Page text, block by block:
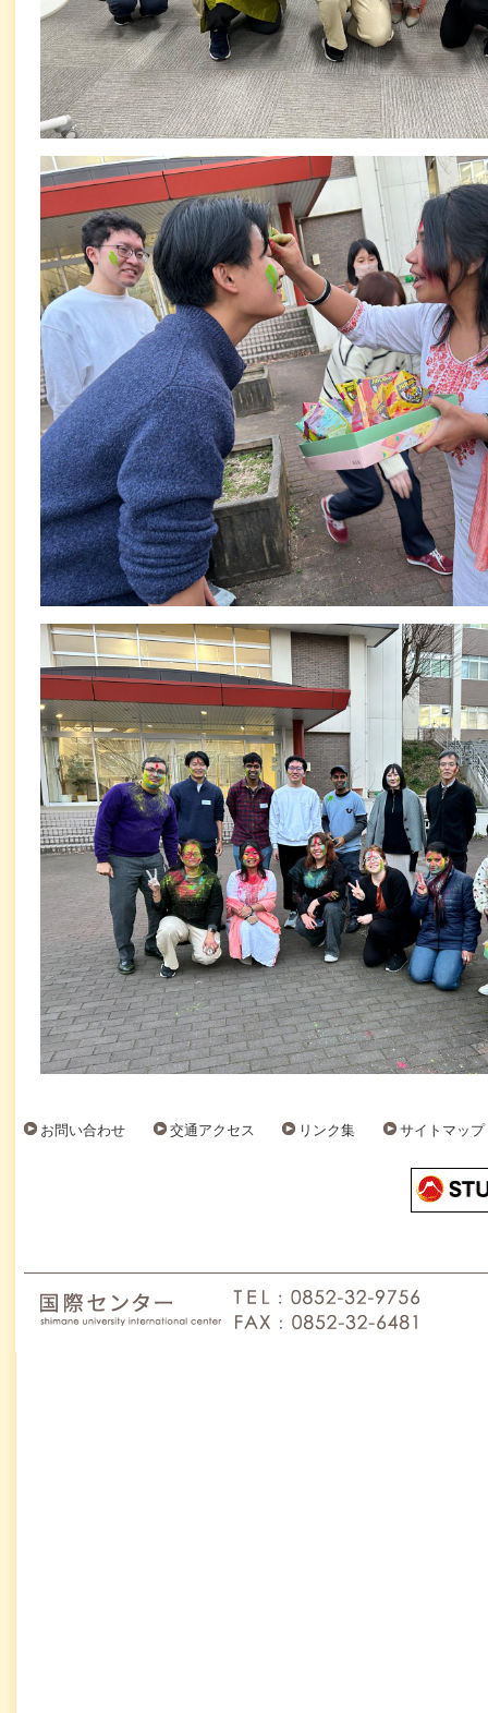
お問い合わせ 交通アクセス リンク集 サイトマップ